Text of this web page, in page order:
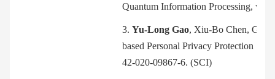
Quantum Information Processing, vol.
3. Yu-Long Gao, Xiu-Bo Chen,
based Personal Privacy Protection
42-020-09867-6. (SCI)